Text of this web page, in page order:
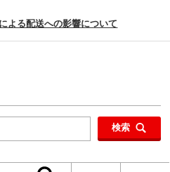
よる配送への影響について
検索